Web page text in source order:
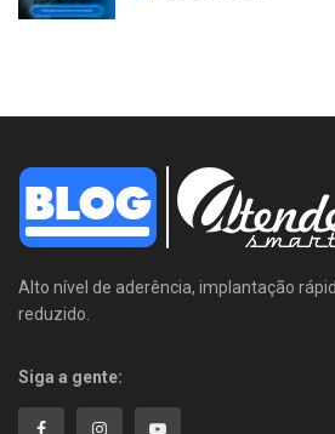
Alto nível de aderência, implantação
reduzido.
Siga a gente: